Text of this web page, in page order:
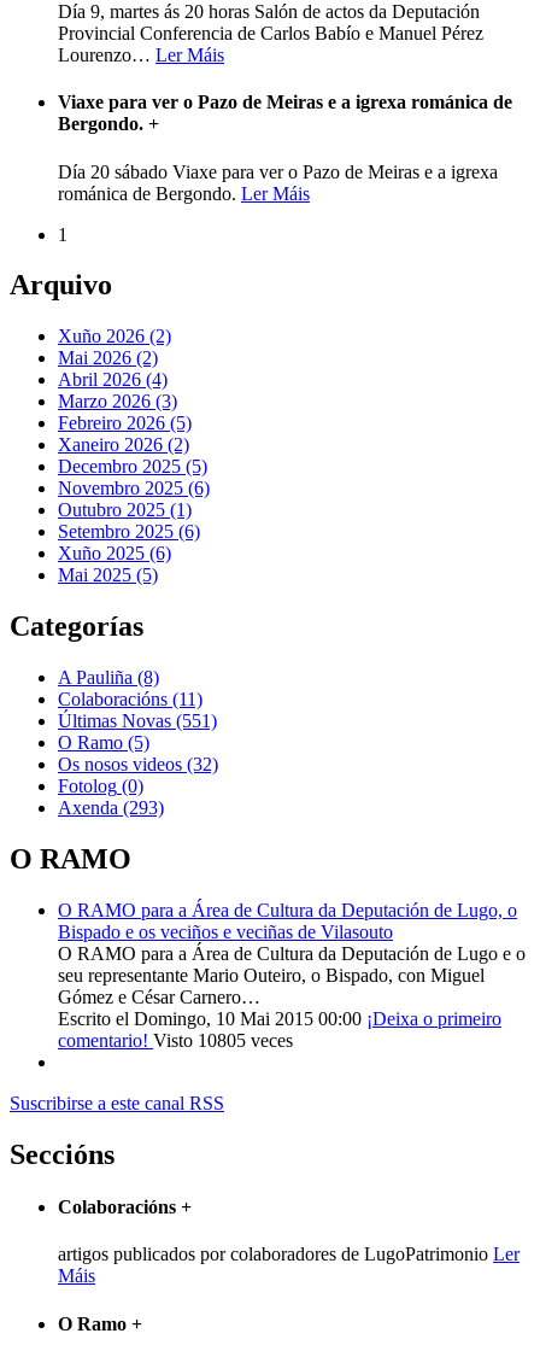
Día 9, martes ás 20 horas Salón de actos da Deputación
Provincial Conferencia de Carlos Babío e Manuel Pérez
Lourenzo… Ler Máis
Viaxe para ver o Pazo de Meiras e a igrexa románica de
Bergondo. +
Día 20 sábado Viaxe para ver o Pazo de Meiras e a igrexa
románica de Bergondo. Ler Máis
1
Arquivo
Xuño 2026 (2)
Mai 2026 (2)
Abril 2026 (4)
Marzo 2026 (3)
Febreiro 2026 (5)
Xaneiro 2026 (2)
Decembro 2025 (5)
Novembro 2025 (6)
Outubro 2025 (1)
Setembro 2025 (6)
Xuño 2025 (6)
Mai 2025 (5)
Categorías
A Pauliña (8)
Colaboracións (11)
Últimas Novas (551)
O Ramo (5)
Os nosos videos (32)
Fotolog (0)
Axenda (293)
O RAMO
O RAMO para a Área de Cultura da Deputación de Lugo, o
Bispado e os veciños e veciñas de Vilasouto
O RAMO para a Área de Cultura da Deputación de Lugo e o
seu representante Mario Outeiro, o Bispado, con Miguel
Gómez e César Carnero…
Escrito el Domingo, 10 Mai 2015 00:00 ¡Deixa o primeiro
comentario! Visto 10805 veces
Suscribirse a este canal RSS
Seccións
Colaboracións +
artigos publicados por colaboradores de LugoPatrimonio Ler
Máis
O Ramo +